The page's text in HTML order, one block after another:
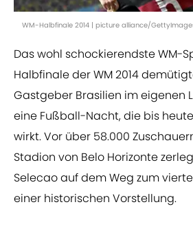
WM-Halbfinale 2014 | picture alliance/
Das wohl schockierendste WM-
Halbfinale der WM 2014
Gastgeber Brasilien im eigenen
eine Fußball-Nacht, die bis
wirkt. Vor über 58.000
Stadion von Belo Horizonte
Selecao auf dem Weg zum
einer historischen Vorstellung.